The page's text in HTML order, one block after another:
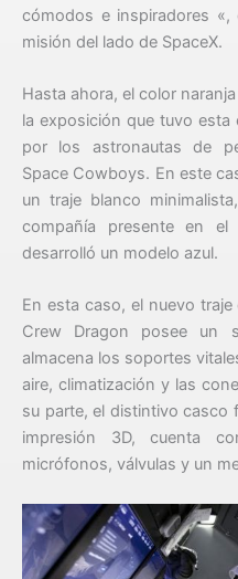
cómodos e inspiradores
misión del lado de SpaceX.
Hasta ahora, el color
la exposición que tuvo esta
por los astronautas de
Space Cowboys. En este
un traje blanco
compañía presente en el
desarrolló un modelo azul.
En esta caso, el nuevo
Crew Dragon posee un
almacena los soportes
aire, climatización y las
su parte, el distintivo casco
impresión 3D, cuenta
micrófonos, válvulas y un